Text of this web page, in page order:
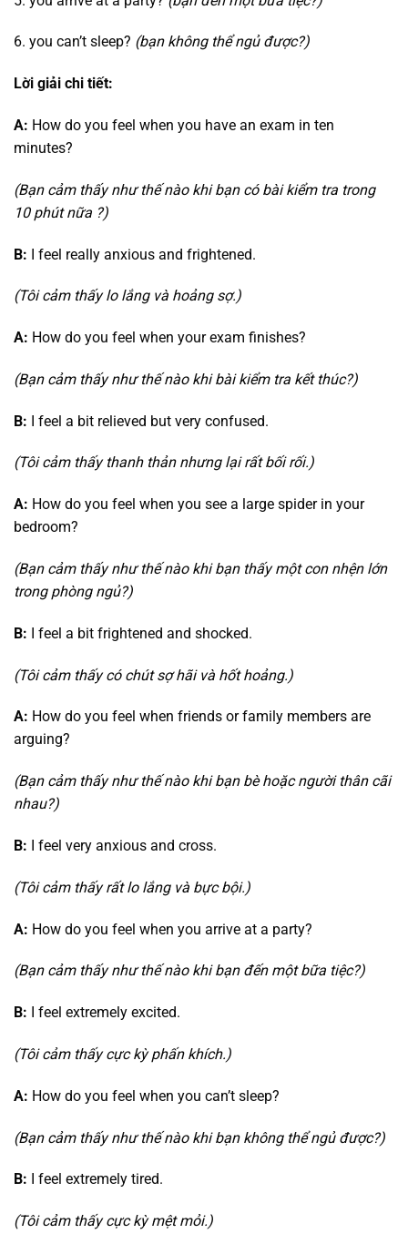
6. you can’t sleep? (bạn không thể ngủ được?)
Lời giải chi tiết:
A: How do you feel when you have an exam in ten
minutes?
(Bạn cảm thấy như thế nào khi bạn có bài kiểm tra trong
10 phút nữa ?)
B: I feel really anxious and frightened.
(Tôi cảm thấy lo lắng và hoảng sợ.)
A: How do you feel when your exam finishes?
(Bạn cảm thấy như thế nào khi bài kiểm tra kết thúc?)
B: I feel a bit relieved but very confused.
(Tôi cảm thấy thanh thản nhưng lại rất bối rối.)
A: How do you feel when you see a large spider in your
bedroom?
(Bạn cảm thấy như thế nào khi bạn thấy một con nhện lớn
trong phòng ngủ?)
B: I feel a bit frightened and shocked.
(Tôi cảm thấy có chút sợ hãi và hốt hoảng.)
A: How do you feel when friends or family members are
arguing?
(Bạn cảm thấy như thế nào khi bạn bè hoặc người thân cãi
nhau?)
B: I feel very anxious and cross.
(Tôi cảm thấy rất lo lắng và bực bội.)
A: How do you feel when you arrive at a party?
(Bạn cảm thấy như thế nào khi bạn đến một bữa tiệc?)
B: I feel extremely excited.
(Tôi cảm thấy cực kỳ phấn khích.)
A: How do you feel when you can’t sleep?
(Bạn cảm thấy như thế nào khi bạn không thể ngủ được?)
B: I feel extremely tired.
(Tôi cảm thấy cực kỳ mệt mỏi.)